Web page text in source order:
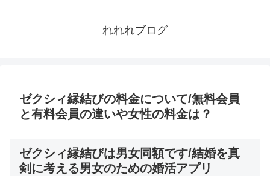
れれれブログ
ゼクシィ縁結びの料金について/無料会員
と有料会員の違いや女性の料金は？
ゼクシィ縁結びは男女同額です/結婚を真
剣に考える男女のための婚活アプリ